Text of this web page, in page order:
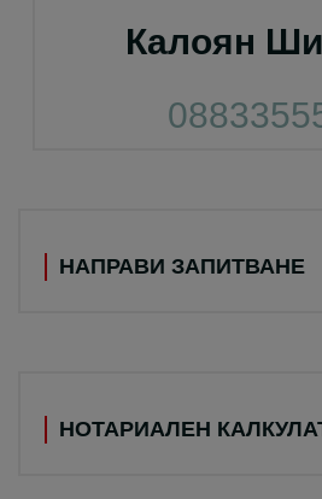
Калоян
НОТАРИАЛЕН
НАПРАВИ ЗАПИТВАНЕ